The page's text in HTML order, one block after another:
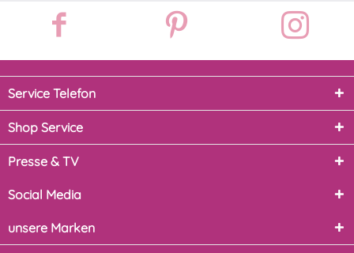
Service Telefon
Shop Service
Presse & TV
Social Media
unsere Marken